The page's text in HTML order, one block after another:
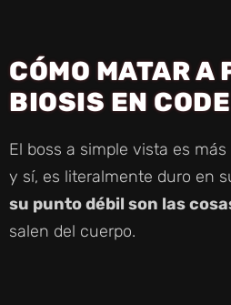
V
I
D
CÓMO MATAR A
BIOSIS EN
El boss a simple vista es
y sí, es literalmente duro en
su punto débil son las
salen del cuerpo.